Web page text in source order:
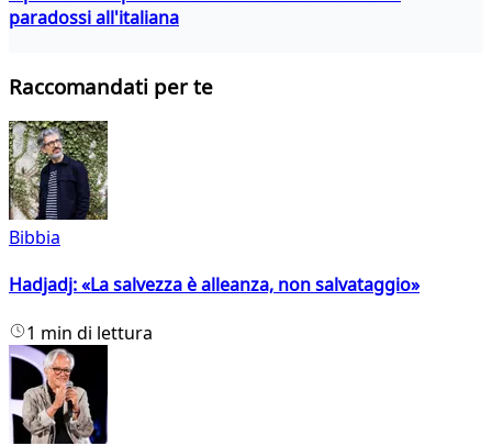
paradossi all'italiana
Raccomandati per te
Bibbia
Hadjadj: «La salvezza è alleanza, non salvataggio»
1 min di lettura